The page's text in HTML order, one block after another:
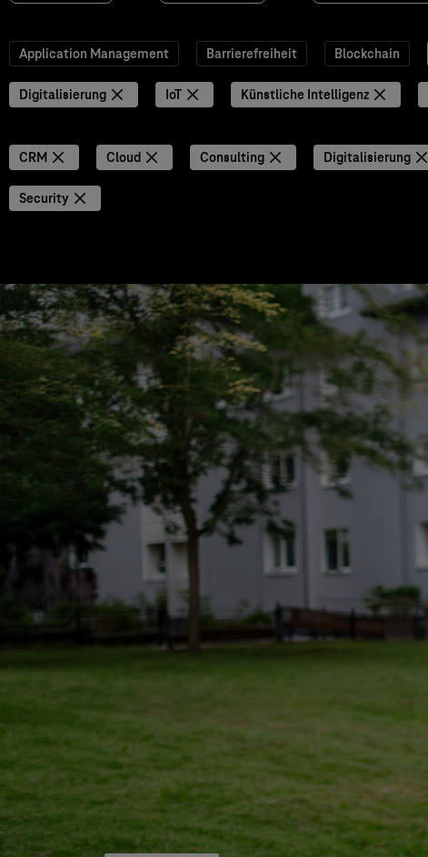
Application Management Barrierefreiheit Blockchain
Digitalisierung IoT Künstliche Intelligenz
CRM Cloud Consulting Digitalisierung
Security